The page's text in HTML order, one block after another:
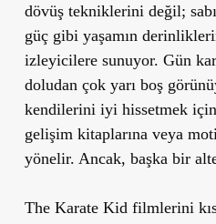
dövüş tekniklerini değil;
güç gibi yaşamın
izleyicilere sunuyor. Gün
doludan çok yarı boş
kendilerini iyi hissetmek
gelişim kitaplarına veya
yönelir. Ancak, başka bir
The Karate Kid filmlerini